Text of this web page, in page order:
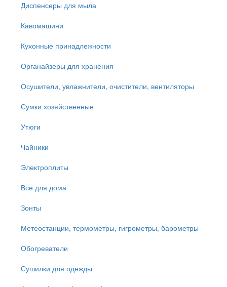
Диспенсеры для мыла
Кавомашини
Кухонные принадлежности
Органайзеры для хранения
Осушители, увлажнители, очистители, вентиляторы
Сумки хозяйственные
Утюги
Чайники
Электроплиты
Все для дома
Зонты
Метеостанции, термометры, гигрометры, барометры
Обогреватели
Сушилки для одежды